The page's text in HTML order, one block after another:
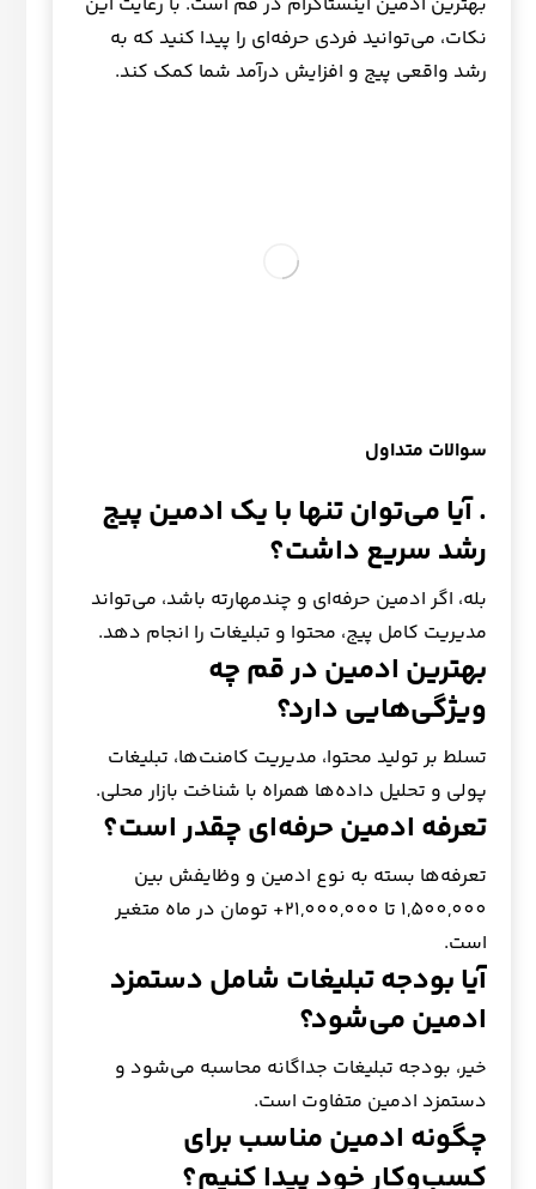
نکات، می‌توانید فردی حرفه‌ای را پیدا کنید که به
رشد واقعی پیج و افزایش درآمد شما کمک کند.
سوالات متداول
. آیا می‌توان تنها با یک ادمین پیج
رشد سریع داشت؟
بله، اگر ادمین حرفه‌ای و چندمهارته باشد، می‌تواند
مدیریت کامل پیج، محتوا و تبلیغات را انجام دهد.
بهترین ادمین در قم چه
ویژگی‌هایی دارد؟
تسلط بر تولید محتوا، مدیریت کامنت‌ها، تبلیغات
پولی و تحلیل داده‌ها همراه با شناخت بازار محلی.
تعرفه ادمین حرفه‌ای چقدر است؟
تعرفه‌ها بسته به نوع ادمین و وظایفش بین
1,500,000 تا 21,000,000+ تومان در ماه متغیر
است.
آیا بودجه تبلیغات شامل دستمزد
ادمین می‌شود؟
خیر، بودجه تبلیغات جداگانه محاسبه می‌شود و
دستمزد ادمین متفاوت است.
چگونه ادمین مناسب برای
کسب‌وکار خود پیدا کنیم؟